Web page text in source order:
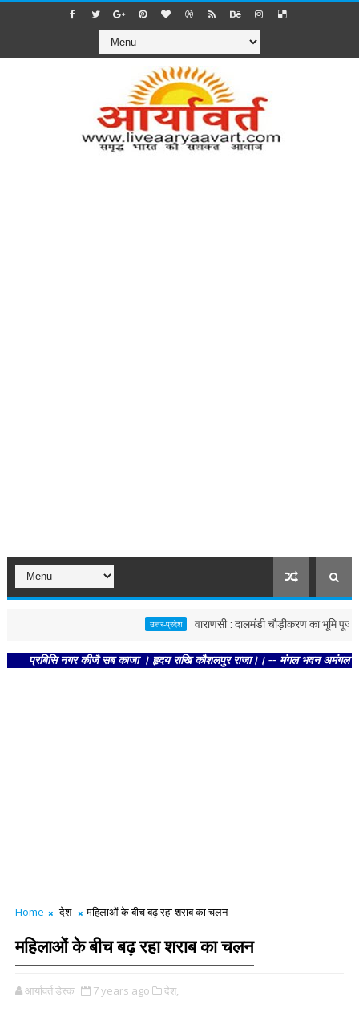
उत्तर-प्रदेश वाराणसी : दालमंडी चौड़ीकरण का भूमि पूजन,
प्रबिसि नगर कीजै सब काजा । हृदय राखि कौशलपुर राजा।। -- मंगल भवन अमंगल हारी।
Home देश महिलाओं के बीच बढ़ रहा शराब का चलन
महिलाओं के बीच बढ़ रहा शराब का चलन
आर्यावर्त डेस्क 7 years ago देश,